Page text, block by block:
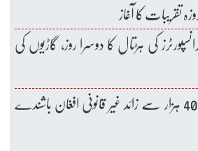
کی ہڑتال کا دوسرا روز، گاڑیوں کی
پنجاب سے 1 لاکھ 40 ہزار سے زائد غیر قانونی افغان باشندے